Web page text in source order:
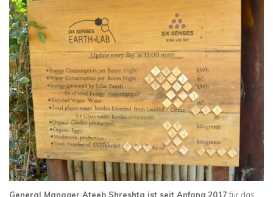
General Manager Ateeb Shreshta ist seit Anfang 2017 für das